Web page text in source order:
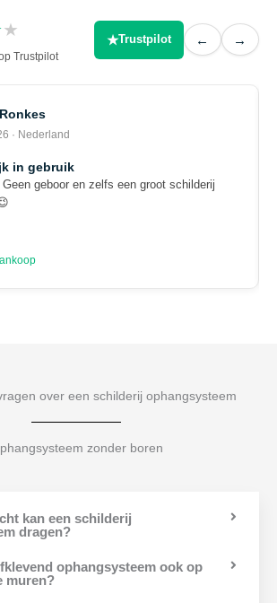
★
Trustpilot
★Trustpilot ← →
· Nederland
in gebruik
geboor en zelfs een groot schilderij
over een schilderij ophangsysteem
zonder boren
kan een schilderij
dragen?
ophangsysteem ook op
muren?